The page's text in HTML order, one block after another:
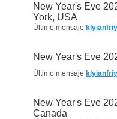
New Year's Eve
York, USA
Último mensaje
New Year's Eve
Último mensaje
New Year's Eve
Canada